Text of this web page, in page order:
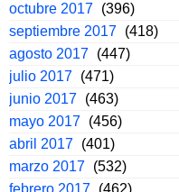
octubre 2017 (396)
septiembre 2017 (418)
agosto 2017 (447)
julio 2017 (471)
junio 2017 (463)
mayo 2017 (456)
abril 2017 (401)
marzo 2017 (532)
febrero 2017 (462)